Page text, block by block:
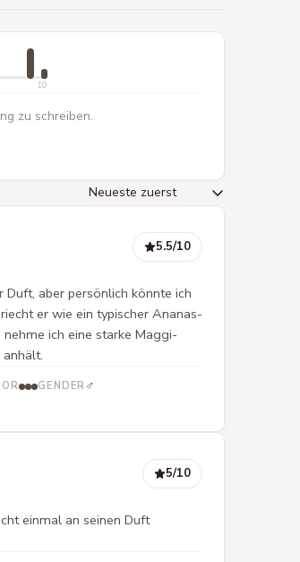
10
zu schreiben.
5.5/10
aber persönlich könnte ich
er wie ein typischer Ananas-
ich eine starke Maggi-
GENDER ♂
5/10
einmal an seinen Duft